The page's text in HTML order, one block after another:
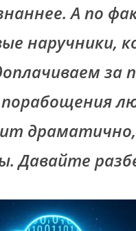
А по
наручники,
за
Давайте